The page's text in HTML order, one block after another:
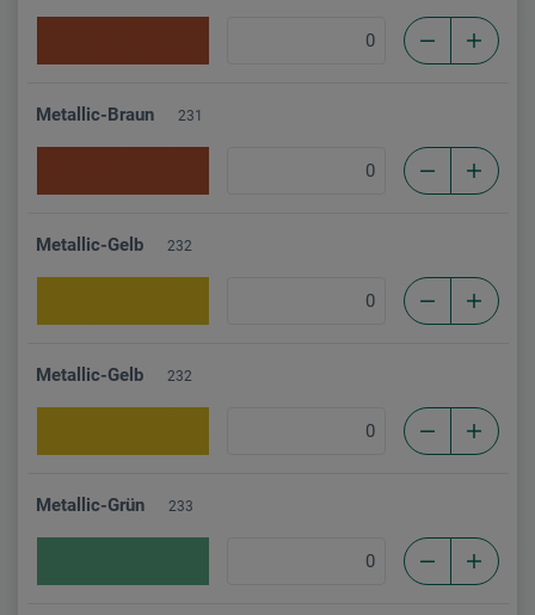
Metallic-Braun 231
Metallic-Gelb 232
Metallic-Gelb 232
Metallic-Grün 233